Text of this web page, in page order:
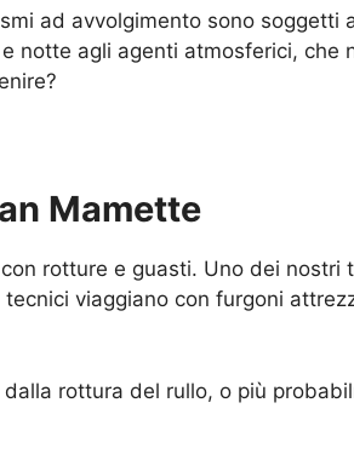
ad avvolgimento sono soggetti
notte agli agenti atmosferici, che
Mamette
rotture e guasti. Uno dei nostri
viaggiano con furgoni
rottura del rullo, o più